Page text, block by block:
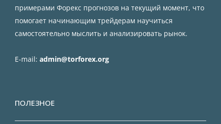
примерами Форекс прогнозов на текущий момент, что
помогает начинающим трейдерам научиться
самостоятельно мыслить и анализировать рынок.
E-mail: admin@torforex.org
ПОЛЕЗНОЕ